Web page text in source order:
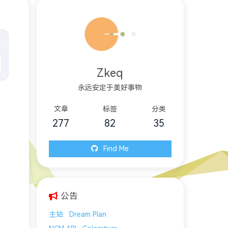
Zkeq
永远安定于美好事物
文章
277
标签
82
分类
35
Find Me
公告
主站
Dream Plan